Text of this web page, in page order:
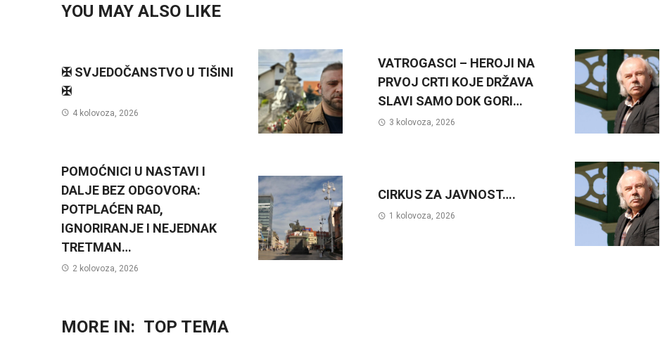
YOU MAY ALSO LIKE
✠ SVJEDOČANSTVO U TIŠINI
✠
4 kolovoza, 2026
VATROGASCI – HEROJI NA
PRVOJ CRTI KOJE DRŽAVA
SLAVI SAMO DOK GORI…
3 kolovoza, 2026
POMOĆNICI U NASTAVI I
DALJE BEZ ODGOVORA:
POTPLAĆEN RAD,
IGNORIRANJE I NEJEDNAK
TRETMAN…
2 kolovoza, 2026
CIRKUS ZA JAVNOST….
1 kolovoza, 2026
MORE IN: TOP TEMA